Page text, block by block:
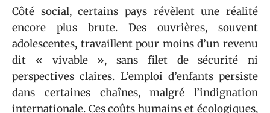
Côté social, certains pays révèlent une réalité
encore plus brute. Des ouvrières, souvent
adolescentes, travaillent pour moins d’un revenu
dit « vivable », sans filet de sécurité ni
perspectives claires. L’emploi d’enfants persiste
dans certaines chaînes, malgré l’indignation
internationale. Ces coûts humains et écologiques,